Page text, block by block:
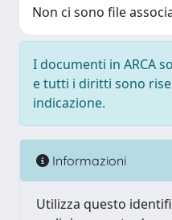
Non ci sono file
I documenti in ARCA
e tutti i diritti sono
indicazione.
Informazioni
Utilizza questo